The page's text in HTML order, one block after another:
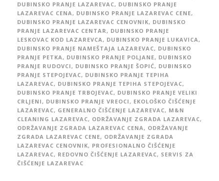
DUBINSKO PRANJE LAZAREVAC, DUBINSKO PRANJE
LAZAREVAC CENA , DUBINSKO PRANJE LAZAREVAC CENE,
DUBINSKO PRANJE LAZAREVAC CENOVNIK, DUBINSKO
PRANJE LAZAREVAC CENTAR , DUBINSKO PRANJE
LESKOVAC KOD LAZAREVCA , DUBINSKO PRANJE LUKAVICA ,
DUBINSKO PRANJE NAMEŠTAJA LAZAREVAC, DUBINSKO
PRANJE PETKA , DUBINSKO PRANJE POLJANE, DUBINSKO
PRANJE RUDOVCI , DUBINSKO PRANJE ŠOPIĆ, DUBINSKO
PRANJE STEPOJEVAC, DUBINSKO PRANJE TEPIHA
LAZAREVAC, DUBINSKO PRANJE TEPIHA STEPOJEVAC,
DUBINSKO PRANJE TRBOJEVAC, DUBINSKO PRANJE VELIKI
CRLJENI , DUBINSKO PRANJE VREOCI , EKOLOŠKO ČIŠĆENJE
LAZAREVAC, GENERALNO ČIŠĆENJE LAZAREVAC, M&N
CLEANING LAZAREVAC, ODRŽAVANJE ZGRADA LAZAREVAC,
ODRŽAVANJE ZGRADA LAZAREVAC CENA , ODRŽAVANJE
ZGRADA LAZAREVAC CENE, ODRŽAVANJE ZGRADA
LAZAREVAC CENOVNIK, PROFESIONALNO ČIŠĆENJE
LAZAREVAC, REDOVNO ČIŠĆENJE LAZAREVAC, SERVIS ZA
ČIŠĆENJE LAZAREVAC